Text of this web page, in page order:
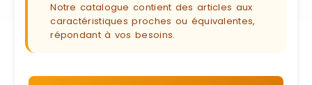
Notre catalogue contient des articles aux
caractéristiques proches ou équivalentes,
répondant à vos besoins.